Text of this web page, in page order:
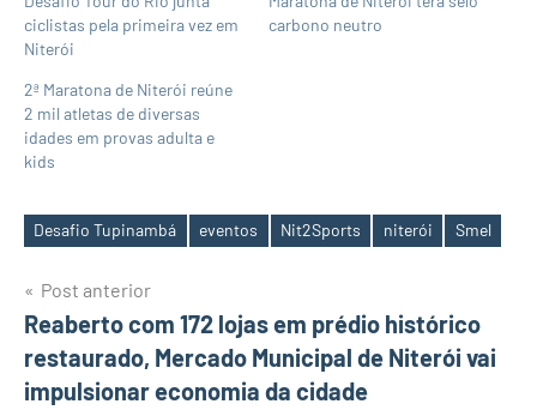
ciclistas pela primeira vez em
Niterói
carbono neutro
2ª Maratona de Niterói reúne
2 mil atletas de diversas
idades em provas adulta e
kids
Tags
Desafio Tupinambá eventos Nit2Sports niterói Smel
Navegação
de
Post
Post anterior
Reaberto com 172 lojas em prédio histórico
restaurado, Mercado Municipal de Niterói vai
impulsionar economia da cidade